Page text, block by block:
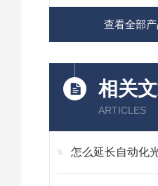
查看全部
相关
ARTICLES
怎么延长自动化